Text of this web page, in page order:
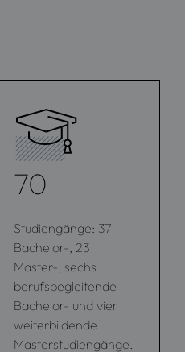
70
Studiengänge: 37
Bachelor-, 23
Master-, sechs
berufsbegleitende
Bachelor- und vier
weiterbildende
Masterstudiengänge.